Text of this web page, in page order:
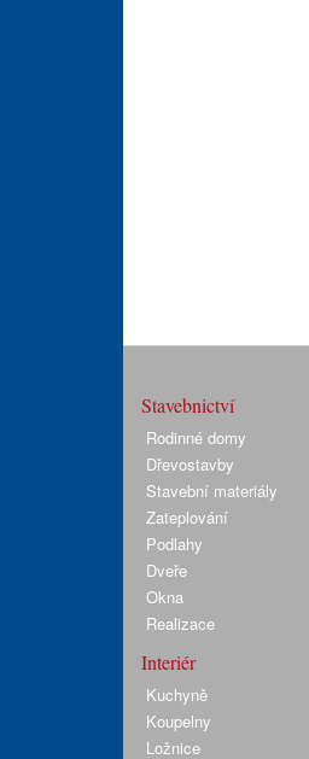
Stavebnictví
Rodinné domy
Dřevostavby
Stavební materiály
Zateplování
Podlahy
Dveře
Okna
Realizace
Interiér
Kuchyně
Koupelny
Ložnice